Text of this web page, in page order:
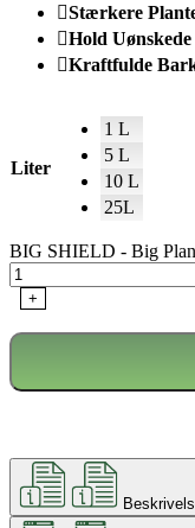
Stærkere
Hold
Kraftfulde
Liter
1 L
5 L
10 L
25L
BIG SHIELD - Big
+